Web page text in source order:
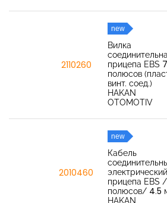
2110260
new
Вилка
прицепа EBS 7
полюсов
винт. соед.)
HAKAN
OTOMOTIV
2010460
new
Кабель
электрический
прицепа EBS
полюсов/ 4.5
HAKAN